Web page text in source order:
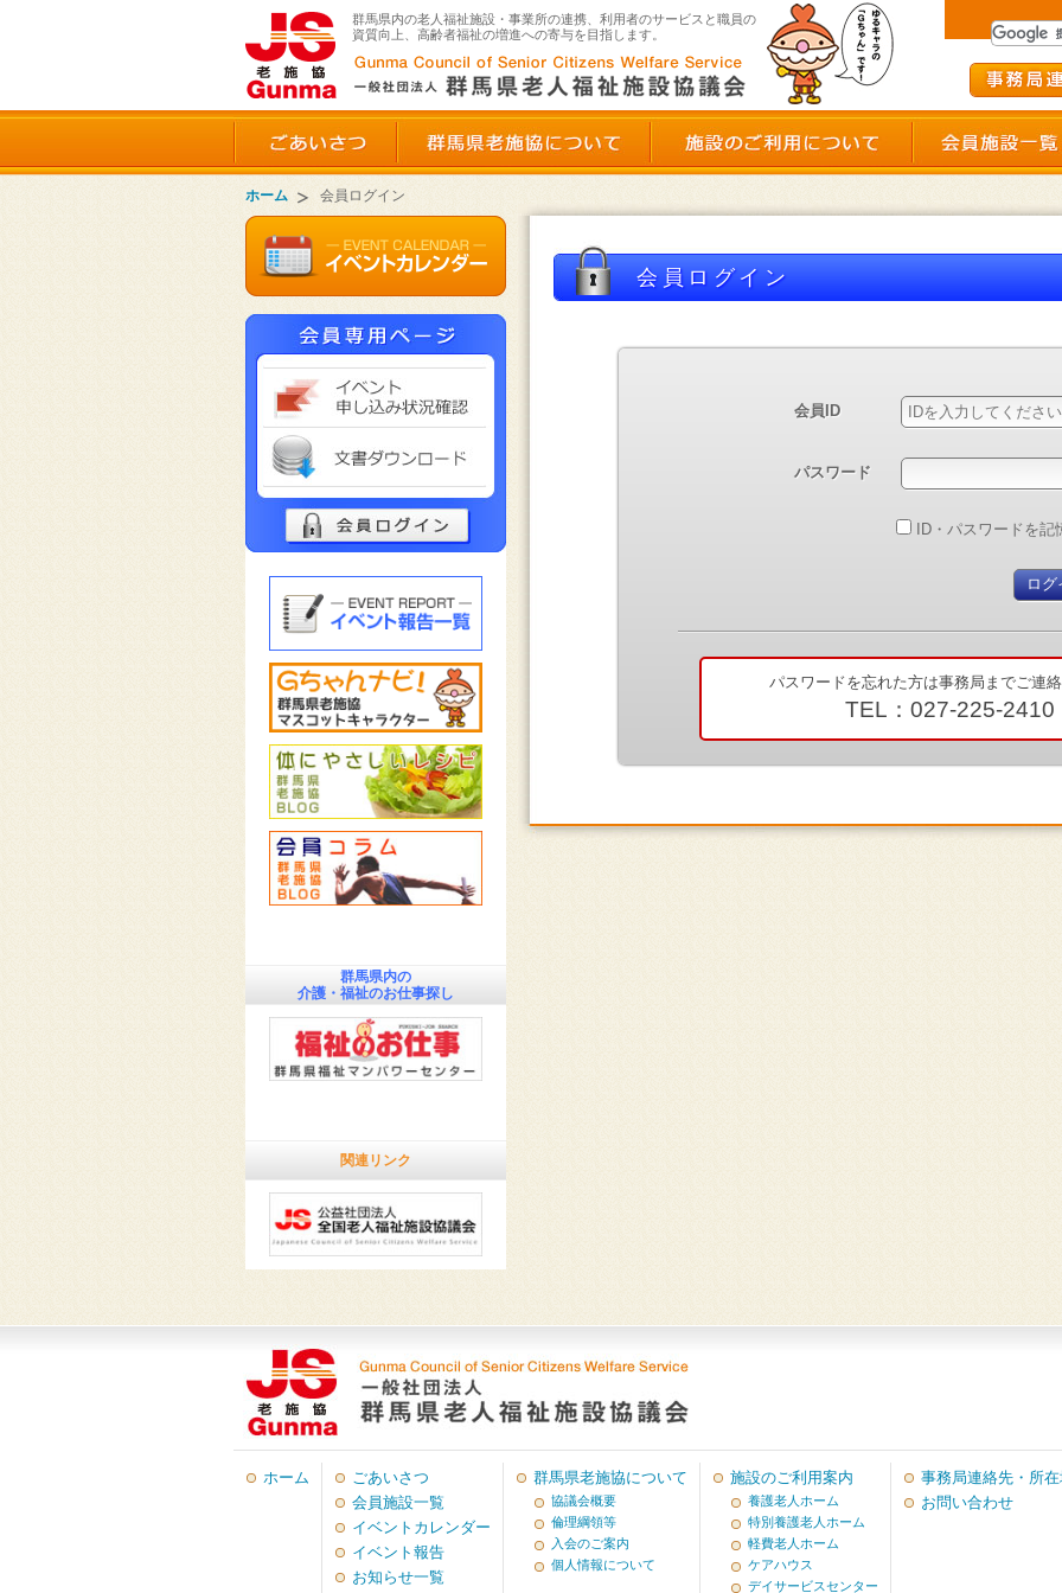
群馬県内の老人福祉施設・事業所の連携、利用者のサービスと職員の
資質向上、高齢者福祉の増進への寄与を目指します。
群馬県老人福祉施設協議会
ごあいさつ 群馬県老施協について 施設のご利用につい
ホーム 会員ログイン
会員ログイン
会員ID
パスワード
ID・パスワードを記
パスワードを忘れた方は事務局までご連
TEL：027-225-2410
群馬県内の
介護・福祉のお仕事探し
関連リンク
ホーム
ごあいさつ
会員施設一覧
イベントカレンダー
イベント報告
お知らせ一覧
群馬県老施協について
協議会概要
倫理綱領等
入会のご案内
個人情報について
施設のご利用案内
養護老人ホーム
特別養護老人ホーム
軽費老人ホーム
ケアハウス
デイサービスセンター
事務局連絡先・所
お問い合わせ